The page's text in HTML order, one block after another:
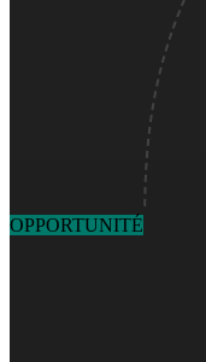
OPPORTUNITÉ